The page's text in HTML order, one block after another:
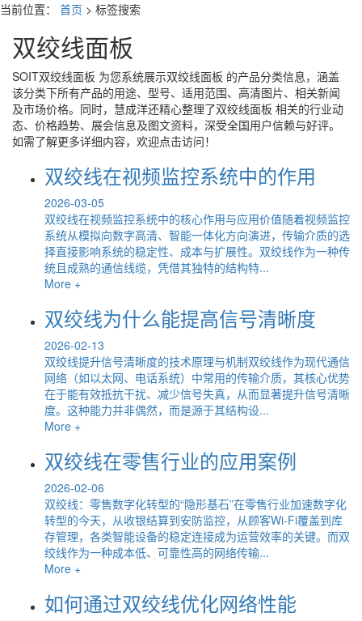
当前位置： 首页 > 标签搜索
双绞线面板
SOIT双绞线面板 为您系统展示双绞线面板 的产品分类信息，涵盖
该分类下所有产品的用途、型号、适用范围、高清图片、相关新闻
及市场价格。同时，慧成洋还精心整理了双绞线面板 相关的行业动
态、价格趋势、展会信息及图文资料，深受全国用户信赖与好评。
如需了解更多详细内容，欢迎点击访问！
双绞线在视频监控系统中的作用
2026-03-05
双绞线在视频监控系统中的核心作用与应用价值随着视频监控
系统从模拟向数字高清、智能一体化方向演进，传输介质的选
择直接影响系统的稳定性、成本与扩展性。双绞线作为一种传
统且成熟的通信线缆，凭借其独特的结构特...
More +
双绞线为什么能提高信号清晰度
2026-02-13
双绞线提升信号清晰度的技术原理与机制双绞线作为现代通信
网络（如以太网、电话系统）中常用的传输介质，其核心优势
在于能有效抵抗干扰、减少信号失真，从而显著提升信号清晰
度。这种能力并非偶然，而是源于其结构设...
More +
双绞线在零售行业的应用案例
2026-02-06
双绞线：零售数字化转型的“隐形基石”在零售行业加速数字化
转型的今天，从收银结算到安防监控，从顾客Wi-Fi覆盖到库
存管理，各类智能设备的稳定连接成为运营效率的关键。而双
绞线作为一种成本低、可靠性高的网络传输...
More +
如何通过双绞线优化网络性能